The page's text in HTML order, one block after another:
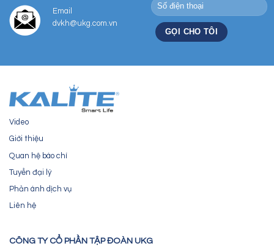
Email
dvkh@ukg.com.vn
Video
Giới thiệu
Quan hệ báo chí
Tuyển đại lý
Phản ánh dịch vụ
Liên hệ
CÔNG TY CỔ PHẦN TẬP ĐOÀN UKG